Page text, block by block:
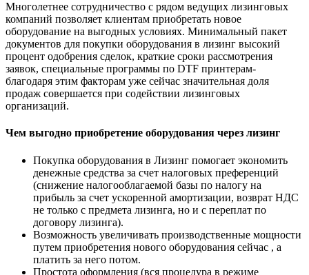
Многолетнее сотрудничество с рядом ведущих лизинговых
компаний позволяет клиентам приобретать новое
оборудование на выгодных условиях. Минимальный пакет
документов для покупки оборудования в лизинг высокий
процент одобрения сделок, краткие сроки рассмотрения
заявок, специальные программы по DTF принтерам-
благодаря этим факторам уже сейчас значительная доля
продаж совершается при содействии лизинговых
организаций.
Чем выгодно приобретение оборудования через лизинг
Покупка оборудования в Лизинг помогает экономить
денежные средства за счет налоговых преференций
(снижение налогооблагаемой базы по налогу на
прибыль за счет ускоренной амортизации, возврат НДС
не только с предмета лизинга, но и с переплат по
договору лизинга).
Возможность увеличивать производственные мощности
путем приобретения нового оборудования сейчас , а
платить за него потом.
Простота оформления (вся процедура в режиме